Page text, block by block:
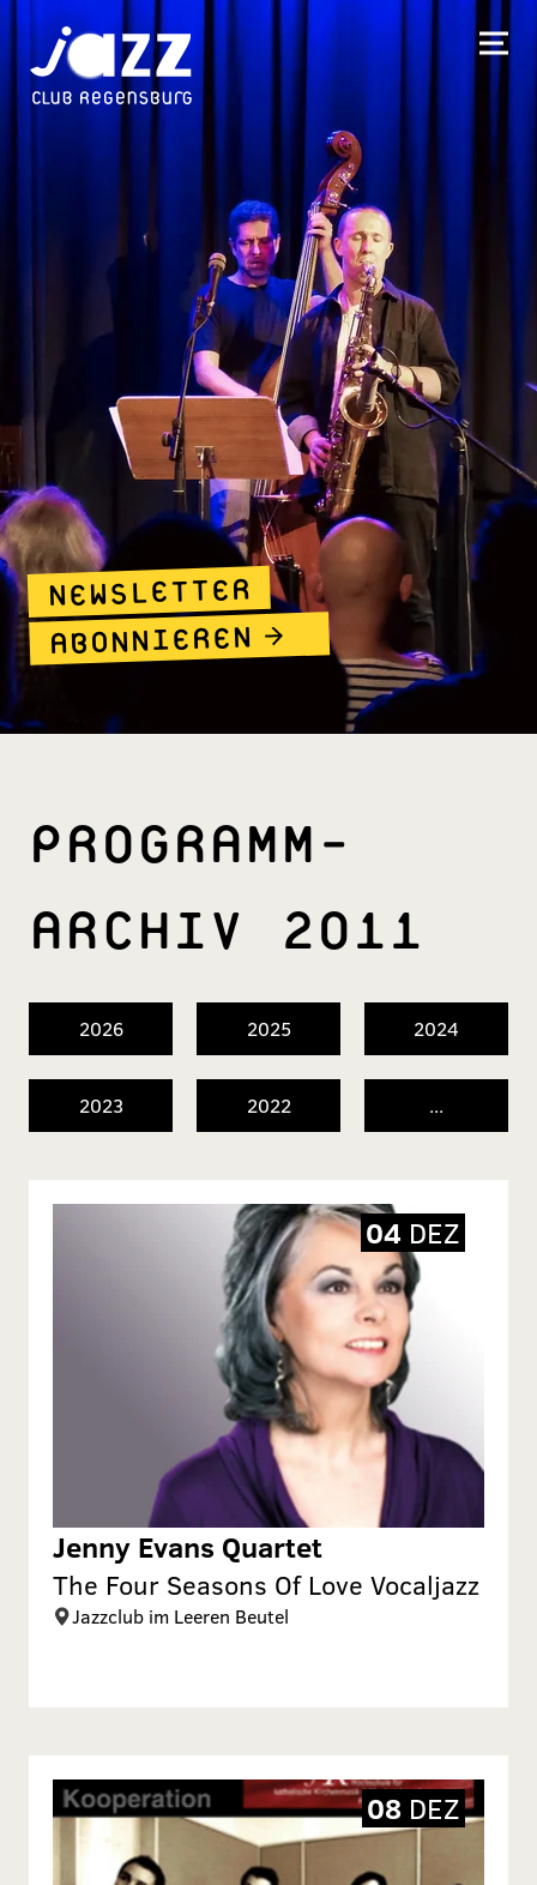
NEWSLETTER
ABONNIEREN
PROGRAMM­
ARCHIV 2011
2026 2025 2024
2023 2022 ...
Jenny Evans Quartet
The Four Seasons Of Love Vocaljazz
Jazzclub im Leeren Beutel
04 DEZ
08 DEZ